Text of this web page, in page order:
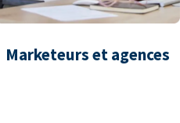
Marketeurs et agences